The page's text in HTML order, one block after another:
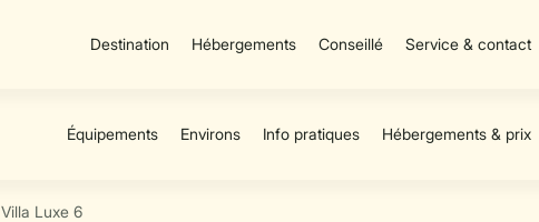
Destination Hébergements Conseillé Service & contact
Villa Luxe 6